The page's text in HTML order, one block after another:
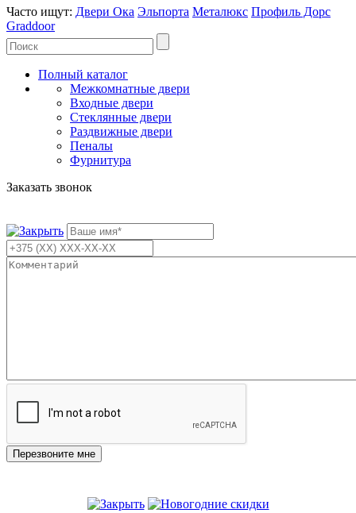
Часто ищут: Двери Ока Эльпорта Металюкс Профиль Дорс
Graddoor
Полный каталог
Межкомнатные двери
Входные двери
Стеклянные двери
Раздвижные двери
Пеналы
Фурнитура
Заказать звонок